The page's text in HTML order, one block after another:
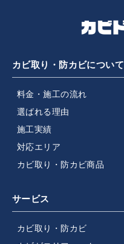
カビ取り・防カビについて
料金・施工の流れ
選ばれる理由
施工実績
対応エリア
カビ取り・防カビ商品
サービス
カビ取り・防カビ